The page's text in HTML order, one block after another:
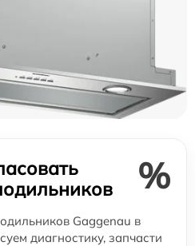
%
Gaggenau в
диагностику, запчасти